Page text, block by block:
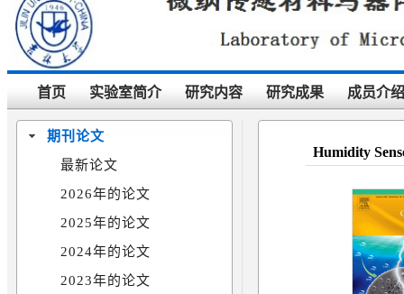
首页 实验室简介 研究内容 研究成果 成员介绍
期刊论文
最新论文
2026年的论文
2025年的论文
2024年的论文
2023年的论文
Humidity